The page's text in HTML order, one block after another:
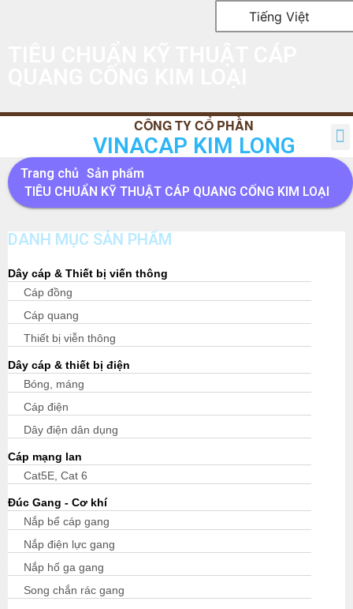
Tiếng Việt
VINACAP KIM LONG
Trang chủ Sản phẩm
TIÊU CHUẨN KỸ THUẬT CÁP QUANG CỐNG KIM LOẠI
DANH MỤC SẢN PHẨM
Dây cáp & Thiết bị viến thông
Cáp đồng
Cáp quang
Thiết bị viễn thông
Dây cáp & thiết bị điện
Bóng, máng
Cáp điện
Dây điện dân dụng
Cáp mạng lan
Cat5E, Cat 6
Đúc Gang - Cơ khí
Nắp bể cáp gang
Nắp điện lực gang
Nắp hố ga gang
Song chắn rác gang